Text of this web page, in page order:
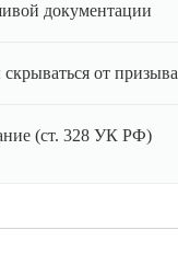
документации
от призыва
(ст. 328 УК РФ)